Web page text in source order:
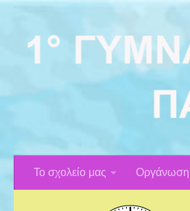
Το σχολείο μας Οργάνωση